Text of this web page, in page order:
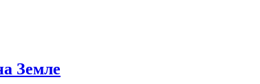
Земле